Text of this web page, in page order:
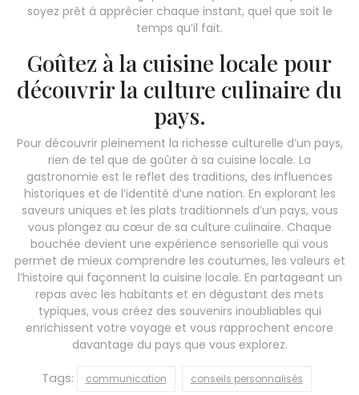
soyez prêt à apprécier chaque instant, quel que soit le
temps qu’il fait.
Goûtez à la cuisine locale pour
découvrir la culture culinaire du
pays.
Pour découvrir pleinement la richesse culturelle d’un pays,
rien de tel que de goûter à sa cuisine locale. La
gastronomie est le reflet des traditions, des influences
historiques et de l’identité d’une nation. En explorant les
saveurs uniques et les plats traditionnels d’un pays, vous
vous plongez au cœur de sa culture culinaire. Chaque
bouchée devient une expérience sensorielle qui vous
permet de mieux comprendre les coutumes, les valeurs et
l’histoire qui façonnent la cuisine locale. En partageant un
repas avec les habitants et en dégustant des mets
typiques, vous créez des souvenirs inoubliables qui
enrichissent votre voyage et vous rapprochent encore
davantage du pays que vous explorez.
Tags: communication conseils personnalisés